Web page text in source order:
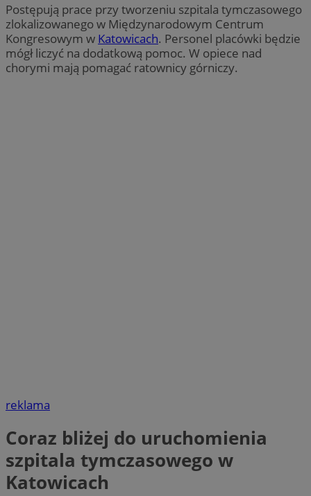
Postępują prace przy tworzeniu szpitala tymczasowego
zlokalizowanego w Międzynarodowym Centrum
Kongresowym w Katowicach. Personel placówki będzie
mógł liczyć na dodatkową pomoc. W opiece nad
chorymi mają pomagać ratownicy górniczy.
reklama
Coraz bliżej do uruchomienia
szpitala tymczasowego w
Katowicach